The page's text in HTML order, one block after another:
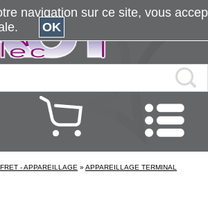
- APPAREILLAGE » APPAREILLAGE TERMINAL
navigation sur ce site, vous
OK